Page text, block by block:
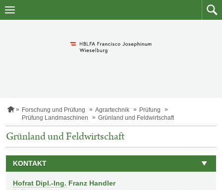
Zum
Zum
S
a
r
s
e
t
Forschung und Prüfung Agrartechnik
Prüfung
Prüfung Landmaschinen
Grünland und Feldwirtschaft
Grünland und Feldwirtschaft
KONTAKT
Hofrat Dipl.-Ing. Franz Handler